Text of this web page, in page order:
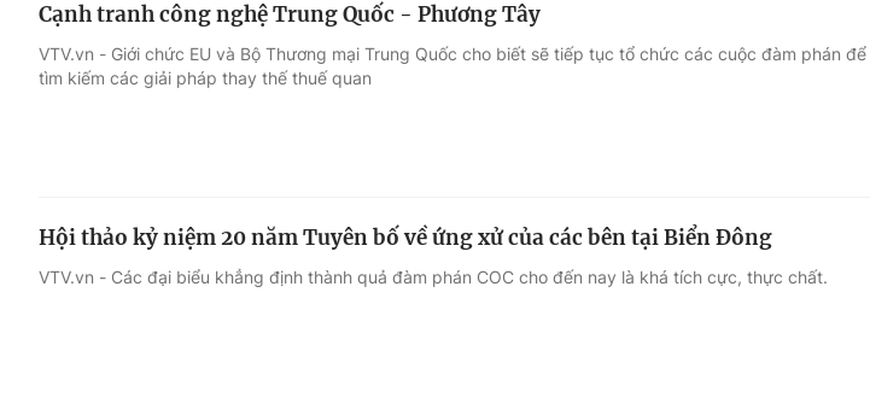
Cạnh tranh công nghệ Trung Quốc - Phương Tây
VTV.vn - Giới chức EU và Bộ Thương mại Trung Quốc cho biết sẽ tiếp tục tổ chức các cuộc đàm phán để
tìm kiếm các giải pháp thay thế thuế quan
Hội thảo kỷ niệm 20 năm Tuyên bố về ứng xử của các bên tại Biển Đông
VTV.vn - Các đại biểu khẳng định thành quả đàm phán COC cho đến nay là khá tích cực, thực chất.